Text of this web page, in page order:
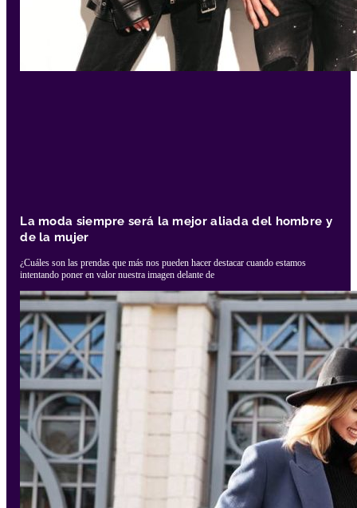
La moda siempre será la mejor aliada del hombre y
de la mujer
¿Cuáles son las prendas que más nos pueden hacer destacar cuando estamos
intentando poner en valor nuestra imagen delante de